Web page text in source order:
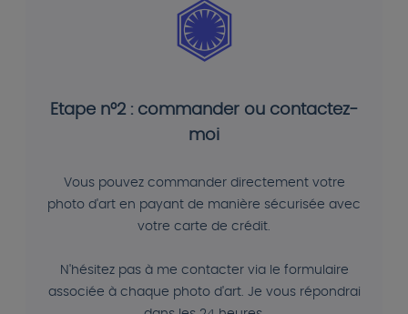
Etape n°2 : commander ou contactez-
moi
Vous pouvez commander directement votre
photo d'art en payant de manière sécurisée avec
votre carte de crédit.
N'hésitez pas à me contacter via le formulaire
associée à chaque photo d'art. Je vous répondrai